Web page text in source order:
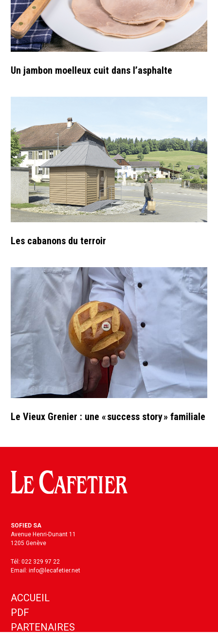
Un jambon moelleux cuit dans l’asphalte
Les cabanons du terroir
Le Vieux Grenier : une « success story » familiale
SOFIED SA
Avenue Henri-Dunant 11
1205 Genève
Tél: 022 329 97 22
Email: info@lecafetier.net
ACCUEIL
PDF
PARTENAIRES